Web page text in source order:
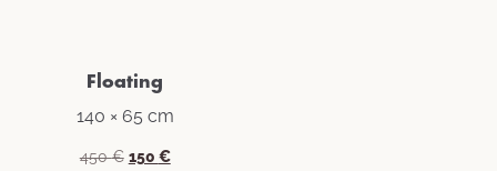
Floating
140 × 65 cm
450€ Oorspronkelijke
150 €Huidige